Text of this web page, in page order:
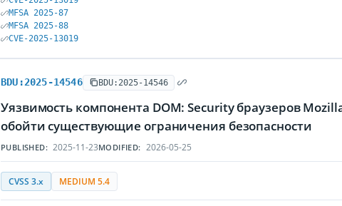
MFSA 2025-87
MFSA 2025-88
CVE-2025-13019
BDU:2025-14546 BDU:2025-14546
Уязвимость компонента DOM: Security браузеров
обойти существующие ограничения безопасности
PUBLISHED: 2025-11-23MODIFIED: 2026-05-25
CVSS 3.x MEDIUM 5.4